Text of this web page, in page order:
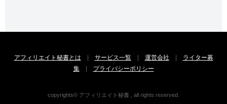
アフィリエイト秘書とは | サービス一覧| 運営会社 |
ライター募
集| プライバシーポリシー
copyrights© アフィリエイト秘書 , all rights reserved.